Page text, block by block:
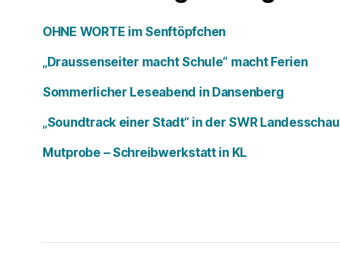
OHNE WORTE im Senftöpfchen
„Draussenseiter macht Schule“ macht Ferien
Sommerlicher Leseabend in Dansenberg
„Soundtrack einer Stadt“ in der SWR Landesschau
Mutprobe – Schreibwerkstatt in KL